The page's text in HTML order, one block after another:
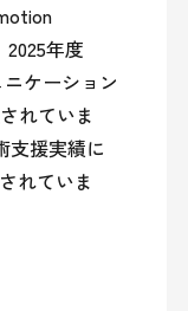
年度
ケーション
れていま
支援実績に
れていま